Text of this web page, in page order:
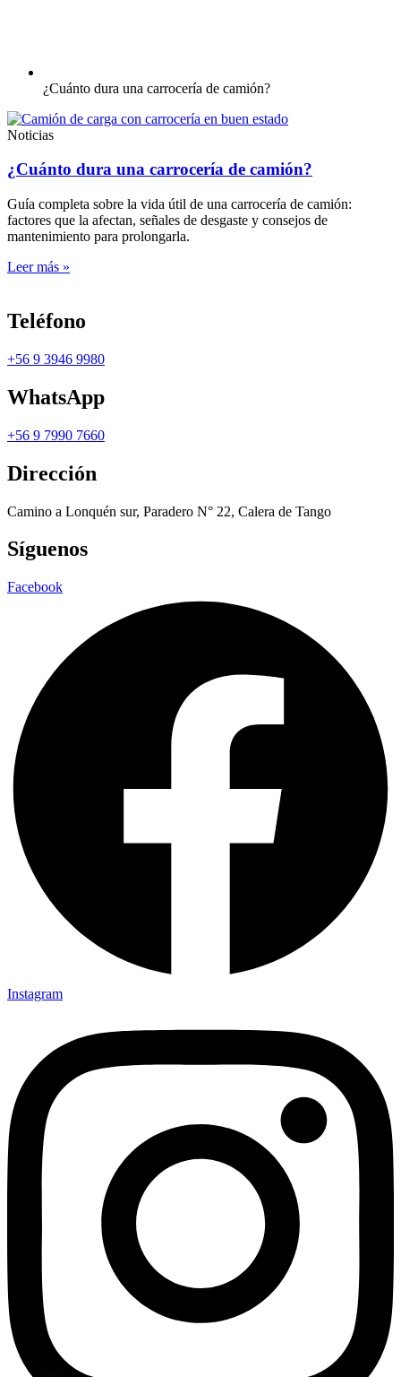
¿Cuánto dura una carrocería de camión?
Noticias
¿Cuánto dura una carrocería de camión?
Guía completa sobre la vida útil de una carrocería de camión:
factores que la afectan, señales de desgaste y consejos de
mantenimiento para prolongarla.
Leer más »
Teléfono
+56 9 3946 9980
WhatsApp
+56 9 7990 7660
Dirección
Camino a Lonquén sur, Paradero N° 22, Calera de Tango
Síguenos
Facebook
Instagram